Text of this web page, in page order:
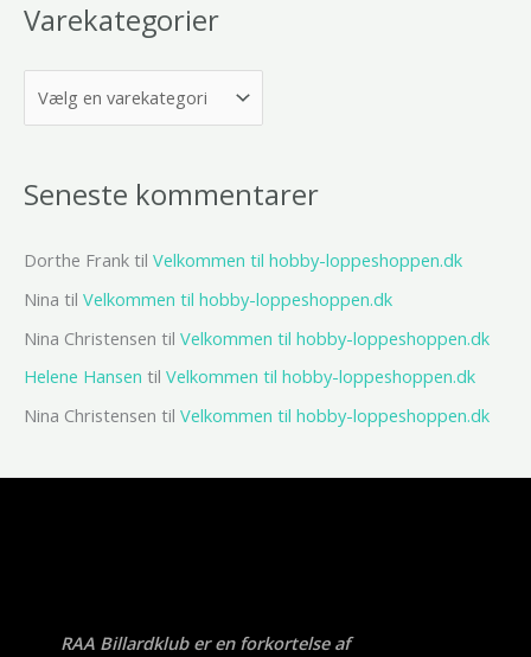
Varekategorier
Seneste kommentarer
Dorthe Frank til Velkommen til hobby-loppeshoppen.dk
Nina til Velkommen til hobby-loppeshoppen.dk
Nina Christensen til Velkommen til hobby-loppeshoppen.dk
Helene Hansen til Velkommen til hobby-loppeshoppen.dk
Nina Christensen til Velkommen til hobby-loppeshoppen.dk
RAA Billardklub er en forkortelse af